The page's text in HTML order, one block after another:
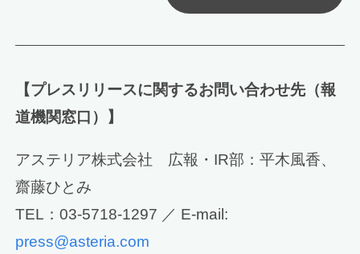
【プレスリリースに関するお問い合わせ先（報
道機関窓口）】
アステリア株式会社 広報・IR部：平木風香、
齋藤ひとみ
TEL：03-5718-1297 ／ E-mail:
press@asteria.com